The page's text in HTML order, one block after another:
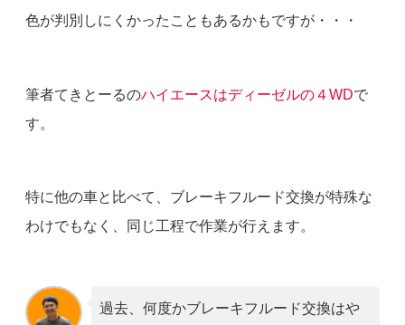
色が判別しにくかったこともあるかもですが・・・
筆者てきとーるのハイエースはディーゼルの４WDで
す。
特に他の車と比べて、ブレーキフルード交換が特殊な
わけでもなく、同じ工程で作業が行えます。
過去、何度かブレーキフルード交換はや